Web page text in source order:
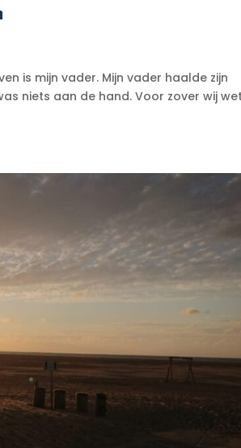
is mijn vader. Mijn vader haalde zijn
niets aan de hand. Voor zover wij